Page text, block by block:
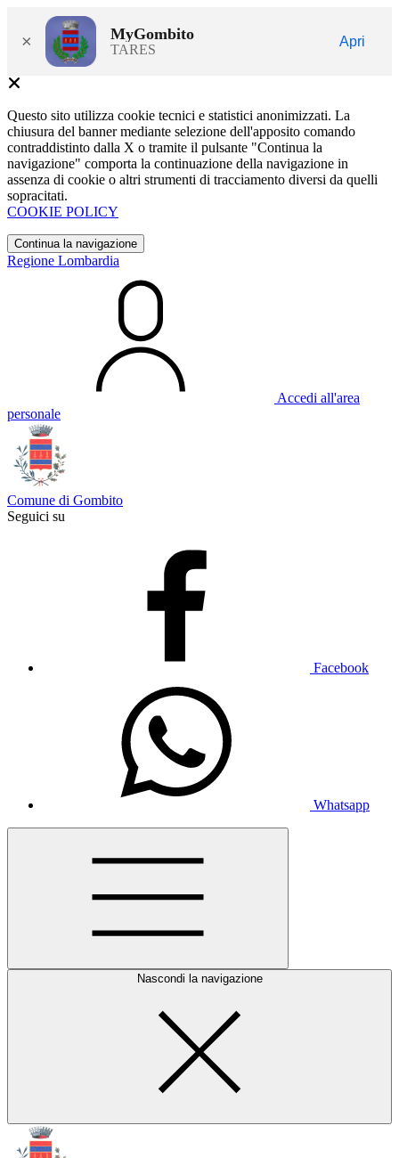
× MyGombito
TARES
Apri
Questo sito utilizza cookie tecnici e statistici anonimizzati. La
chiusura del banner mediante selezione dell'apposito comando
contraddistinto dalla X o tramite il pulsante "Continua la
navigazione" comporta la continuazione della navigazione in
assenza di cookie o altri strumenti di tracciamento diversi da quelli
sopracitati.
COOKIE POLICY
Continua la navigazione
Regione Lombardia
Accedi all'area
personale
Comune di Gombito
Seguici su
Facebook
Whatsapp
Nascondi la navigazione